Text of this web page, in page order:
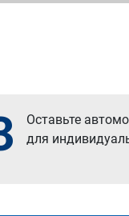
Оставьте
для